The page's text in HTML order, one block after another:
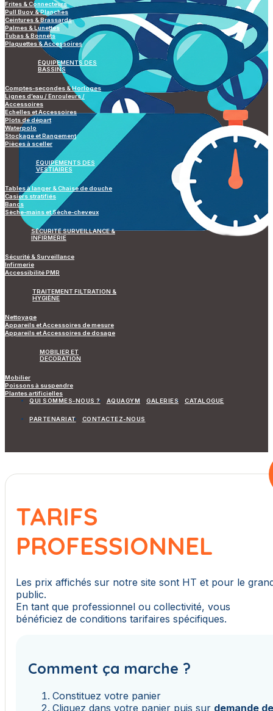
Frites & Connecteurs
Pull Buoy & Planches
Ceintures & Brassards
Palmes & Lunettes
Tubas & Bonnets
Plaquettes & Accessoires
ÉQUIPEMENTS DES
BASSINS
Comptes-secondes & Horloges
Lignes d’eau / Enrouleurs /
Accessoires
Echelles et Accessoires
Plots de départ
Waterpolo
Stockage et Rangement
Pièces à sceller
ÉQUIPEMENTS DES
VESTIAIRES
Tables à langer & Chaise de douche
Casiers stratifiés
Bancs
Sèche-mains et Sèche-cheveux
SÉCURITÉ SURVEILLANCE &
INFIRMERIE
Sécurité & Surveillance
Infirmerie
Accessibilité PMR
TRAITEMENT FILTRATION &
HYGIÈNE
Nettoyage
Appareils et Accessoires de mesure
Appareils et Accessoires de dosage
MOBILIER ET
DECORATION
Mobilier
Poissons à suspendre
Plantes artificielles
QUI SOMMES-NOUS ?
AQUAGYM GALERIES CATALOGUE
PARTENARIAT CONTACTEZ-NOUS
TARIFS
PROFESSIONNEL
Les prix affichés sur notre site sont HT et pour le
public.
En tant que professionnel ou collectivité, vous
bénéficiez de conditions tarifaires spécifiques.
Comment ça marche ?
Constituez votre panier
Cliquez dans votre panier puis sur demande